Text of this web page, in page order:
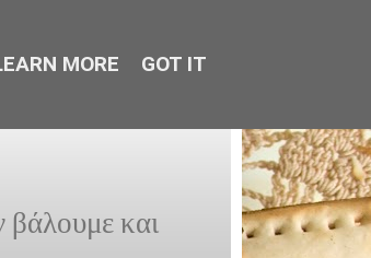
βάλουμε και
MORE GOT IT